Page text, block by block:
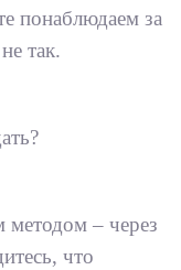
понаблюдаем за
так.
– через
что